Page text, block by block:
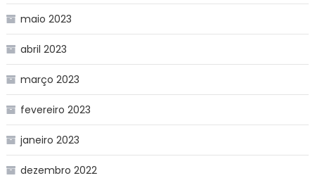
maio 2023
abril 2023
março 2023
fevereiro 2023
janeiro 2023
dezembro 2022